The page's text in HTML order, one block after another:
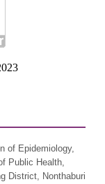
of Epidemiology,
Public Health,
District, Nonthaburi